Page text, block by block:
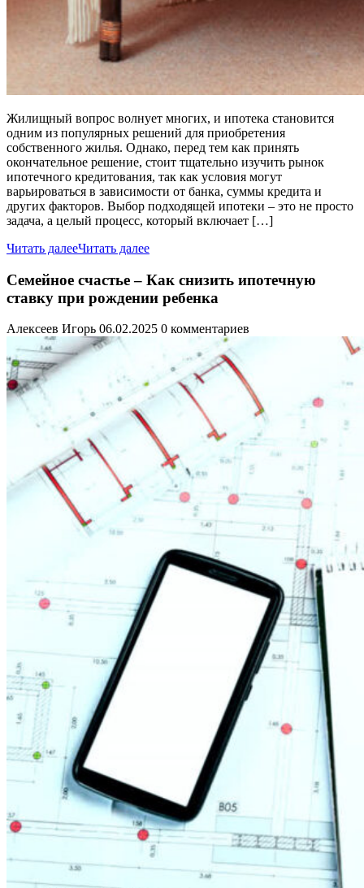
Жилищный вопрос волнует многих, и ипотека становится
одним из популярных решений для приобретения
собственного жилья. Однако, перед тем как принять
окончательное решение, стоит тщательно изучить рынок
ипотечного кредитования, так как условия могут
варьироваться в зависимости от банка, суммы кредита и
других факторов. Выбор подходящей ипотеки – это не просто
задача, а целый процесс, который включает […]
Читать далееЧитать далее
Семейное счастье – Как снизить ипотечную
ставку при рождении ребенка
Алексеев Игорь 06.02.2025 0 комментариев